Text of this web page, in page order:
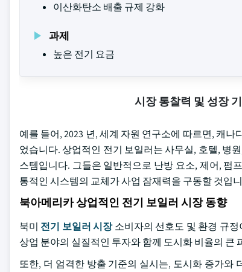
이산화탄소 배출 규제 강화
과제
높은 전기 요금
시장 통찰력 및 성장
예를 들어, 2023 년, 세계 자원 연구소에 따르면, 캐
었습니다. 상업적인 전기 보일러는 사무실, 호텔, 병
스템입니다. 그들은 일반적으로 난방 요소, 제어, 펌
통적인 시스템의 교체가 사업 잠재력을 구동할 것입
북아메리카 상업적인 전기 보일러 시장 동향
북미 전기 보일러 시장소비자의 선호도 및 환경 규
상업 분야의 실질적인 투자와 함께 도시화 비율의 큰
또한, 더 엄격한 방출 기준의 실시는, 도시화 증가와